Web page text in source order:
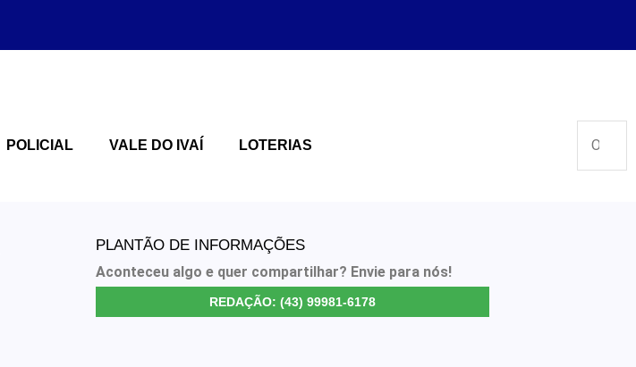
POLICIAL VALE DO IVAÍ LOTERIAS
PLANTÃO DE INFORMAÇÕES
Aconteceu algo e quer compartilhar? Envie para nós!
REDAÇÃO: (43) 99981-6178